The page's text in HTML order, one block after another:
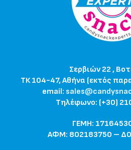
Σερβιών 22 ,
ΤΚ 104-47, Αθήνα (εκτός
email:
Τηλέφωνο: (+30)
ΓΕΜΗ:
ΑΦΜ: 802183750 –